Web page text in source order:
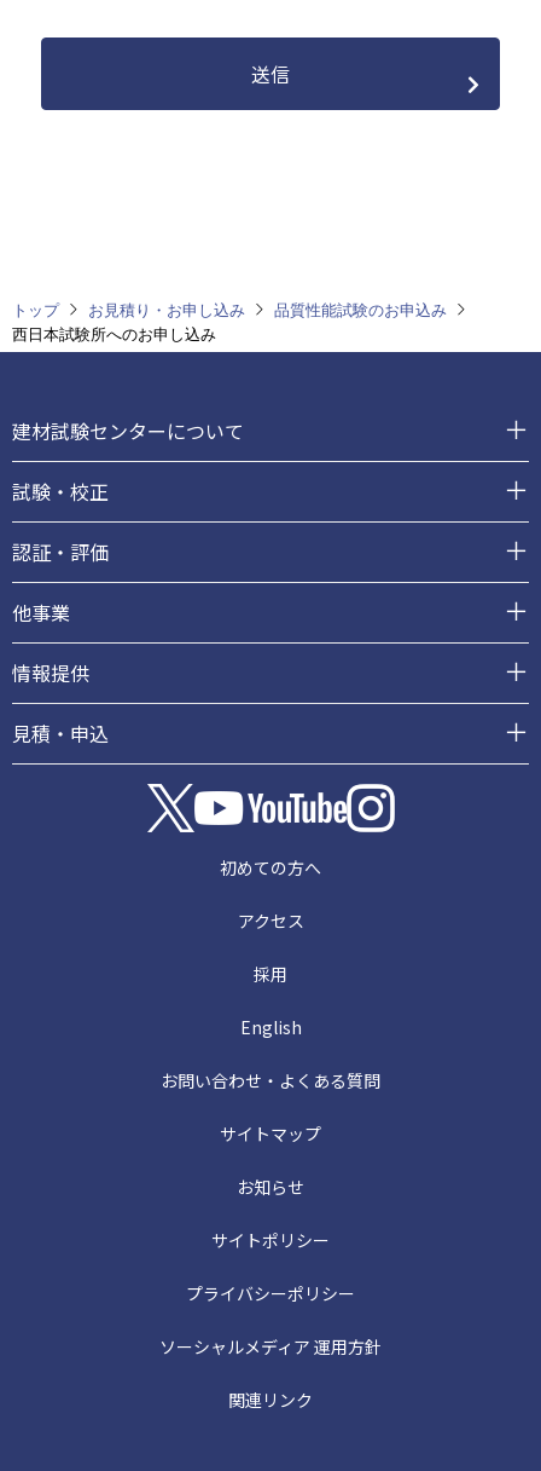
トップ お見積り・お申し込み
品質性能試験のお申込み
西日本試験所へのお申し込み
ッ
タ
ー
建材試験センターについて
試験・校正
認証・評価
他事業
情報提供
見積・申込
初めての方へ
アクセス
採用
English
お問い合わせ・よくある質問
サイトマップ
お知らせ
サイトポリシー
プライバシーポリシー
ソーシャルメディア 運用方針
関連リンク